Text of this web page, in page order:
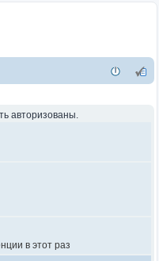
авторизованы.
в этот раз